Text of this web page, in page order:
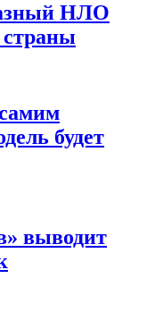
НЛО
страны
будет
выводит